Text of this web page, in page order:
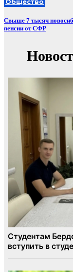
Свыше 7 тысяч
пенсии от СФР